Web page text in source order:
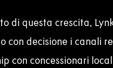
di questa crescita,
con decisione i canali
con concessionari